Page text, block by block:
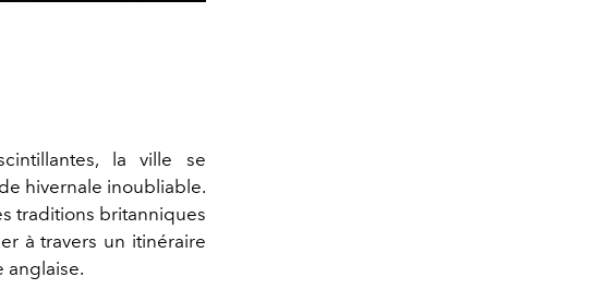
la ville se
hivernale inoubliable.
traditions britanniques
à travers un itinéraire
anglaise.